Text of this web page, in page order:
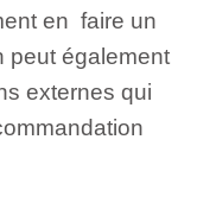
en faire un
peut également
externes qui